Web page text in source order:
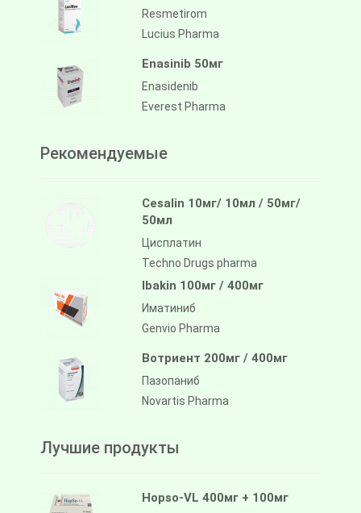
Resmetirom
Lucius Pharma
Enasinib 50мг
Enasidenib
Everest Pharma
Рекомендуемые
Cesalin 10мг/ 10мл / 50мг/
50мл
Цисплатин
Techno Drugs pharma
Ibakin 100мг / 400мг
Иматиниб
Genvio Pharma
Вотриент 200мг / 400мг
Пазопаниб
Novartis Pharma
Лучшие продукты
Hopso-VL 400мг + 100мг